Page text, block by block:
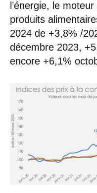
l’énergie, le
produits
2024 de +3,8% /
décembre 2023,
encore +6,1%